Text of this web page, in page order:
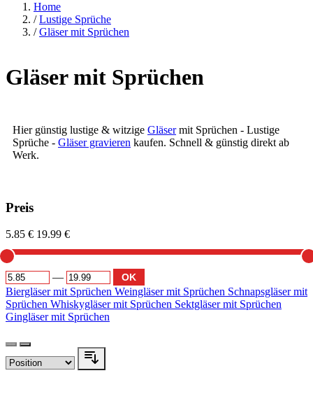
Home
/ Lustige Sprüche
/ Gläser mit Sprüchen
Gläser mit Sprüchen
Hier günstig lustige & witzige Gläsermit Sprüchen - Lustige
Sprüche - Gläser gravieren kaufen. Schnell & günstig direkt ab
Werk.
Preis
5.85 € 19.99 €
— OK
Biergläser mit Sprüchen Weingläser mit Sprüchen Schnapsgläser mit
Sprüchen Whiskygläser mit Sprüchen Sektgläser mit Sprüchen
Gingläser mit Sprüchen